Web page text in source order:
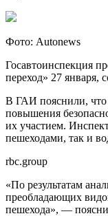
Фото: Autonews
Госавтоинспекция
переход» 27 января,
В ГАИ пояснили, что
повышения
их участием.
пешеходами, так и
rbc.group
«По результатам
преобладающих
пешехода», —